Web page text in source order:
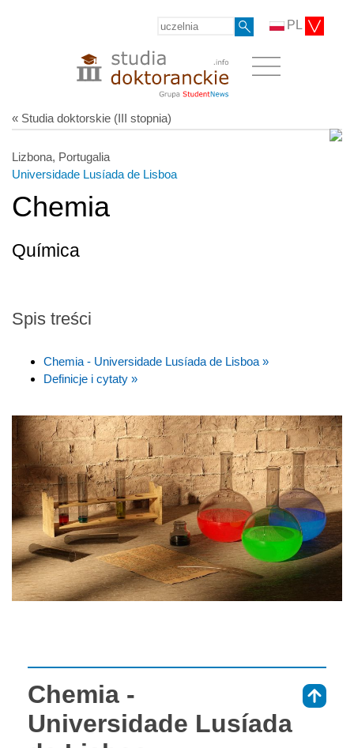
PL
« Studia doktorskie (III stopnia)
Lizbona, Portugalia
Universidade Lusíada de Lisboa
Chemia
Química
Spis treści
Chemia - Universidade Lusíada de Lisboa »
Definicje i cytaty »
Chemia -
Universidade Lusíada